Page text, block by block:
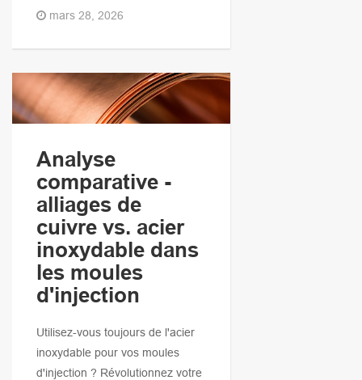
mars 28, 2026
Analyse
comparative -
alliages de
cuivre vs. acier
inoxydable dans
les moules
d'injection
Utilisez-vous toujours de l'acier
inoxydable pour vos moules
d'injection ? Révolutionnez votre